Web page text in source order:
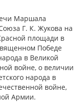
Маршала
Г. К. Жукова на
площади в
Победе
в Великой
войне, о величии
народа в
войне,
Армии.